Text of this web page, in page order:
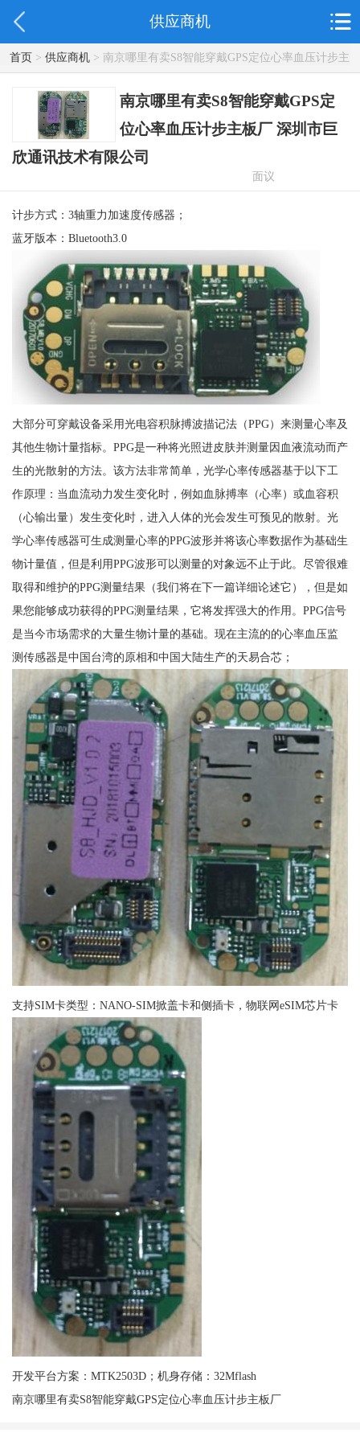
供应商机
首页> 供应商机> 南京哪里有卖S8智能穿戴GPS定位心率血压计步主
板厂 深圳市巨欣通讯技术有限公司
南京哪里有卖S8智能穿戴GPS定
位心率血压计步主板厂 深圳市巨
欣通讯技术有限公司
面议
计步方式：3轴重力加速度传感器；
蓝牙版本：Bluetooth3.0
大部分可穿戴设备采用光电容积脉搏波描记法（PPG）来测量心率及
其他生物计量指标。PPG是一种将光照进皮肤并测量因血液流动而产
生的光散射的方法。该方法非常简单，光学心率传感器基于以下工
作原理：当血流动力发生变化时，例如血脉搏率（心率）或血容积
（心输出量）发生变化时，进入人体的光会发生可预见的散射。光
学心率传感器可生成测量心率的PPG波形并将该心率数据作为基础生
物计量值，但是利用PPG波形可以测量的对象远不止于此。尽管很难
取得和维护的PPG测量结果（我们将在下一篇详细论述它），但是如
果您能够成功获得的PPG测量结果，它将发挥强大的作用。PPG信号
是当今市场需求的大量生物计量的基础。现在主流的的心率血压监
测传感器是中国台湾的原相和中国大陆生产的天易合芯；
支持SIM卡类型：NANO-SIM掀盖卡和侧插卡，物联网eSIM芯片卡
开发平台方案：MTK2503D；机身存储：32Mflash
南京哪里有卖S8智能穿戴GPS定位心率血压计步主板厂